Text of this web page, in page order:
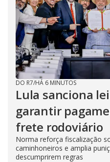
DO R7/HÁ 6 MINUTOS
Lula sanciona
garantir
frete rodoviário
Norma reforça fiscalização
caminhoneiros e amplia
descumprirem regras